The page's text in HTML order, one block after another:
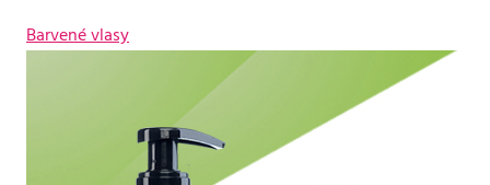
Barvené vlasy